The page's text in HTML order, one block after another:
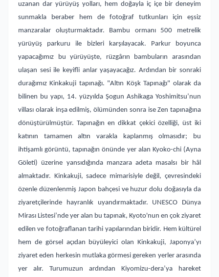
uzanan dar yürüyüş yolları, hem doğayla iç içe bir deneyim
sunmakla beraber hem de fotoğraf tutkunları için eşsiz
manzaralar oluşturmaktadır. Bambu ormanı 500 metrelik
yürüyüş parkuru ile bizleri karşılayacak. Parkur boyunca
yapacağımız bu yürüyüşte, rüzgârın bambuların arasından
ulaşan sesi ile keyifli anlar yaşayacağız. Ardından bir sonraki
durağımız Kinkakuji tapınağı. "Altın Köşk Tapınağı" olarak da
bilinen bu yapı, 14. yüzyılda Şogun Ashikaga Yoshimitsu’nun
villası olarak inşa edilmiş, ölümünden sonra ise Zen tapınağına
dönüştürülmüştür. Tapınağın en dikkat çekici özelliği, üst iki
katının tamamen altın varakla kaplanmış olmasıdır; bu
ihtişamlı görüntü, tapınağın önünde yer alan Kyoko-chi (Ayna
Göleti) üzerine yansıdığında manzara adeta masalsı bir hâl
almaktadır. Kinkakuji, sadece mimarisiyle değil, çevresindeki
özenle düzenlenmiş Japon bahçesi ve huzur dolu doğasıyla da
ziyaretçilerinde hayranlık uyandırmaktadır. UNESCO Dünya
Mirası Listesi’nde yer alan bu tapınak, Kyoto'nun en çok ziyaret
edilen ve fotoğraflanan tarihi yapılarından biridir. Hem kültürel
hem de görsel açıdan büyüleyici olan Kinkakuji, Japonya’yı
ziyaret eden herkesin mutlaka görmesi gereken yerler arasında
yer alır. Turumuzun ardından Kiyomizu-dera’ya hareket